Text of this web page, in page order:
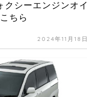
シーエンジンオイ
ちら
2024年11月18日